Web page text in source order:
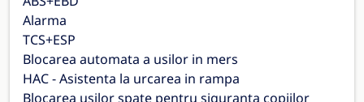
Alarma
TCS+ESP
Blocarea automata a usilor in mers
HAC - Asistenta la urcarea in rampa
Blocarea usilor spate pentru siguranta copiilor